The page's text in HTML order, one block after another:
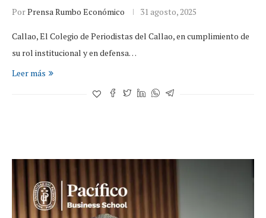
PorPrensa Rumbo Económico 31 agosto, 2025
Callao, El Colegio de Periodistas del Callao, en cumplimiento de
su rol institucional y en defensa…
Leer más